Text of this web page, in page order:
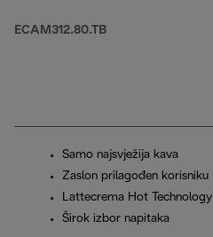
ECAM312.80.TB
Samo najsvježija kava
Zaslon prilagođen korisniku
Lattecrema Hot Technology
Širok izbor napitaka